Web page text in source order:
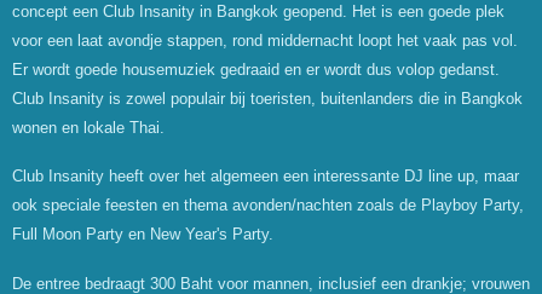
concept een Club Insanity in Bangkok geopend. Het is een goede plek
voor een laat avondje stappen, rond middernacht loopt het vaak pas vol.
Er wordt goede housemuziek gedraaid en er wordt dus volop gedanst.
Club Insanity is zowel populair bij toeristen, buitenlanders die in Bangkok
wonen en lokale Thai.
Club Insanity heeft over het algemeen een interessante DJ line up, maar
ook speciale feesten en thema avonden/nachten zoals de Playboy Party,
Full Moon Party en New Year's Party.
De entree bedraagt 300 Baht voor mannen, inclusief een drankje; vrouwen